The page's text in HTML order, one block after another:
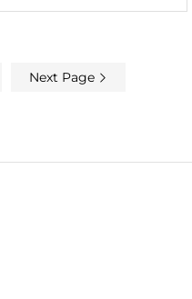
Next Page